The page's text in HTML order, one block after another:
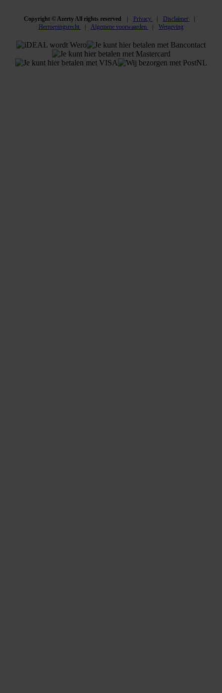
Copyright © Azerty All rights reserved Privacy
Disclaimer
Herroepingsrecht
Algemene voorwaarden Wetgeving